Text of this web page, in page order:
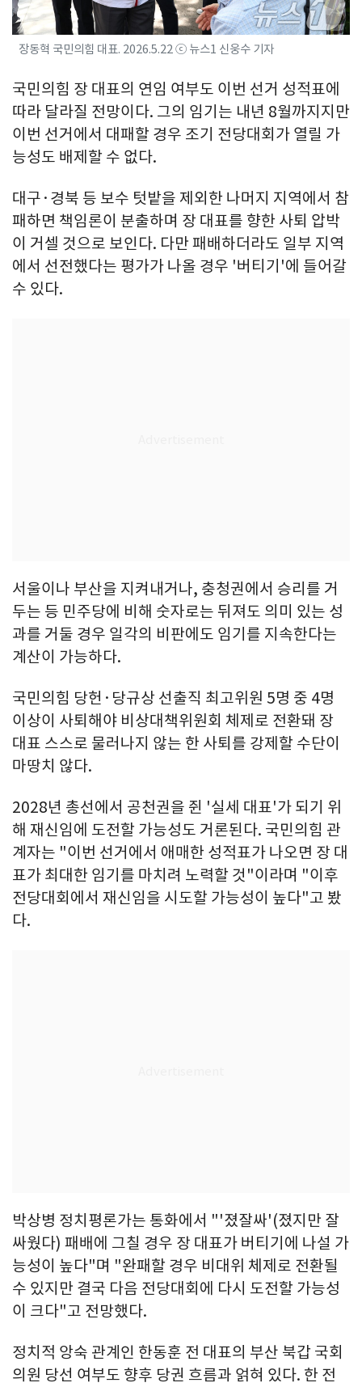
장동혁 국민의힘 대표. 2026.5.22 ⓒ 뉴스1 신웅수 기자
국민의힘 장 대표의 연임 여부도 이번 선거 성적표에
따라 달라질 전망이다. 그의 임기는 내년 8월까지지만
이번 선거에서 대패할 경우 조기 전당대회가 열릴 가
능성도 배제할 수 없다.
대구·경북 등 보수 텃밭을 제외한 나머지 지역에서 참
패하면 책임론이 분출하며 장 대표를 향한 사퇴 압박
이 거셀 것으로 보인다. 다만 패배하더라도 일부 지역
에서 선전했다는 평가가 나올 경우 '버티기'에 들어갈
수 있다.
서울이나 부산을 지켜내거나, 충청권에서 승리를 거
두는 등 민주당에 비해 숫자로는 뒤져도 의미 있는 성
과를 거둘 경우 일각의 비판에도 임기를 지속한다는
계산이 가능하다.
국민의힘 당헌·당규상 선출직 최고위원 5명 중 4명
이상이 사퇴해야 비상대책위원회 체제로 전환돼 장
대표 스스로 물러나지 않는 한 사퇴를 강제할 수단이
마땅치 않다.
2028년 총선에서 공천권을 쥔 '실세 대표'가 되기 위
해 재신임에 도전할 가능성도 거론된다. 국민의힘 관
계자는 "이번 선거에서 애매한 성적표가 나오면 장 대
표가 최대한 임기를 마치려 노력할 것"이라며 "이후
전당대회에서 재신임을 시도할 가능성이 높다"고 봤
다.
박상병 정치평론가는 통화에서 "'졌잘싸'(졌지만 잘
싸웠다) 패배에 그칠 경우 장 대표가 버티기에 나설 가
능성이 높다"며 "완패할 경우 비대위 체제로 전환될
수 있지만 결국 다음 전당대회에 다시 도전할 가능성
이 크다"고 전망했다.
정치적 앙숙 관계인 한동훈 전 대표의 부산 북갑 국회
의원 당선 여부도 향후 당권 흐름과 얽혀 있다. 한 전